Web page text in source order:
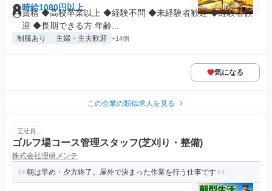
時給1080円以上
資格 ◆高校卒業以上 ◆経験不問 ◆未経験者歓迎 ◆経験者歓
迎 ◆長期できる方 年齢...
制服あり 主婦・主夫歓迎 +14個
気になる
この企業の類似求人を見る
正社員
ゴルフ場コース管理スタッフ(芝刈り・整備)
株式会社理研メンテ
朝は早め・夕方終了。屋外で決まった作業を行う仕事です